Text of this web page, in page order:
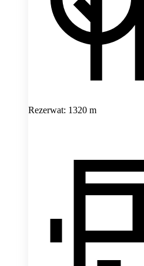
Rezerwat: 1320 m